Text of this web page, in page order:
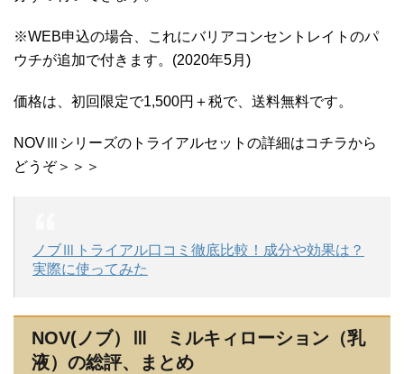
※WEB申込の場合、これにバリアコンセントレイトのパ
ウチが追加で付きます。(2020年5月)
価格は、初回限定で1,500円＋税で、送料無料です。
NOVⅢシリーズのトライアルセットの詳細はコチラから
どうぞ＞＞＞
ノブⅢトライアル口コミ徹底比較！成分や効果は？
実際に使ってみた
NOV(ノブ）Ⅲ ミルキィローション（乳
液）の総評、まとめ